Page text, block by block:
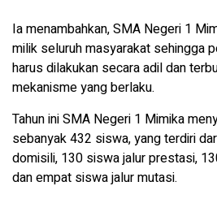
Ia menambahkan, SMA Negeri 1
milik seluruh masyarakat sehingga
harus dilakukan secara adil dan
mekanisme yang berlaku.
Tahun ini SMA Negeri 1 Mimika
sebanyak 432 siswa, yang terdiri
domisili, 130 siswa jalur prestasi,
dan empat siswa jalur mutasi.